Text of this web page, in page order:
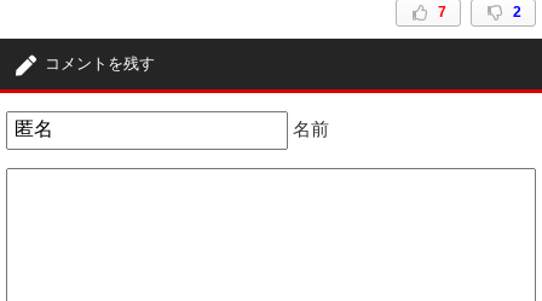
7 2
コメントを残す
名前